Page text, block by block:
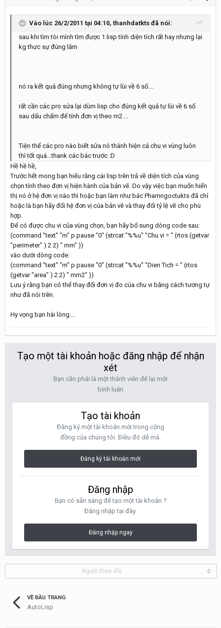
Vào lúc 26/2/2011 tại 04:10, thanhdatkts đã nói:
sau khi tìm tòi mình tìm được 1 lisp tính diện tích rất hay nhưng lại
kg thực sự đúng lắm
nó ra kết quả đúng nhưng không tự lùi về 6 số....
rất cần các pro sửa lại dùm lisp cho đúng kết quả tự lùi về 6 số
sau dấu chấm để tính đơn vị theo m2....
Tiện thể các pro nào biết sửa nó thành hiện cả chu vi vùng luôn
thì tốt quá...thank các bác trước :D
Hề hề hề,
Trước hết mong bạn hiểu rằng cái lisp trên trả về diện tích của vùng
chọn tính theo đơn vị hiện hành của bản vẽ. Do vậy việc bạn muốn hiển
thị nó ở hệ đơn vị nào thì hoặc bạn làm như bác Phamngoctukts đã chỉ
hoặc là bạn hãy đổi hệ đơn vị của bản vẽ và thay đổi tỷ lệ vẽ cho phù
hợp.
Để có được chu vi của vùng chọn, bạn hãy bổ sung dòng code sau:
(command "text" "m" p pause "0" (strcat "%%u" "Chu vi = " (rtos (getvar
"perimeter" ) 2 2) " mm" ))
vào dưới dòng code:
(command "text" "m" p pause "0" (strcat "%%u" "Dien Tich = " (rtos
(getvar "area" ) 2 2) " mm2" ))
Lưu ý rằng bạn có thể thay đổi đơn vị đo của chu vi bằng cách tương tự
như đã nói trên.
Hy vọng bạn hài lòng....
Tạo một tài khoản hoặc đăng nhập để nhận
xét
Bạn cần phải là một thành viên để lại một
bình luận
Tạo tài khoản
Đăng ký một tài khoản mới trong cộng
đồng của chúng tôi. Điều đó dễ mà.
Đăng ký tài khoản mới
Đăng nhập
Bạn có sẵn sàng để tạo một tài khoản ?
Đăng nhập tại đây.
Đăng nhập ngay
Người theo dõi 0
VỀ ĐẦU TRANG
AutoLisp